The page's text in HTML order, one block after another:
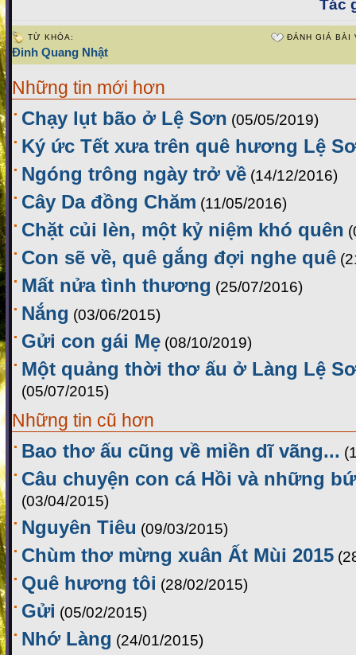
Tác
TỪ KHÓA:
Đinh Quang Nhật
ĐÁNH GIÁ BÀI
Những tin mới hơn
Chạy lụt bão ở Lệ Sơn (05/05/2019)
Ký ức Tết xưa trên quê hương Lệ
Ngóng trông ngày trở về (14/12/2016)
Cây Da đồng Chăm (11/05/2016)
Chặt củi lèn, một kỷ niệm khó quên
Con sẽ về, quê gắng đợi nghe quê
Mất nửa tình thương (25/07/2016)
Nắng (03/06/2015)
Gửi con gái Mẹ (08/10/2019)
Một quảng thời thơ ấu ở Làng Lệ
(05/07/2015)
Những tin cũ hơn
Bao thơ ấu cũng về miền dĩ vãng...
Câu chuyện con cá Hồi và những
(03/04/2015)
Nguyên Tiêu (09/03/2015)
Chùm thơ mừng xuân Ất Mùi 2015
Quê hương tôi (28/02/2015)
Gửi (05/02/2015)
Nhớ Làng (24/01/2015)